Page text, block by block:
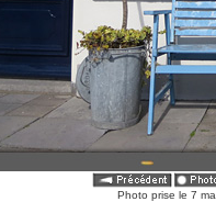
Photo prise le 7